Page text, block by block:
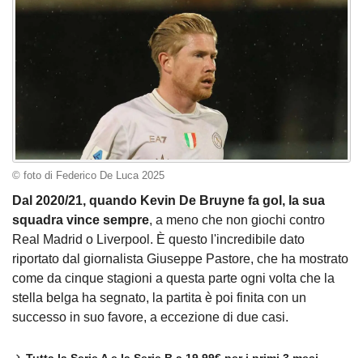
© foto di Federico De Luca 2025
Dal 2020/21, quando Kevin De Bruyne fa gol, la sua
squadra vince sempre, a meno che non giochi contro
Real Madrid o Liverpool. È questo l'incredibile dato
riportato dal giornalista Giuseppe Pastore, che ha mostrato
come da cinque stagioni a questa parte ogni volta che la
stella belga ha segnato, la partita è poi finita con un
successo in suo favore, a eccezione di due casi.